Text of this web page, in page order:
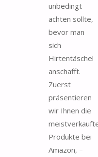
unbedingt
achten sollte,
bevor man
sich
Hirtentäschel
anschafft.
Zuerst
präsentieren
wir Ihnen die
Produkte bei
Amazon, –